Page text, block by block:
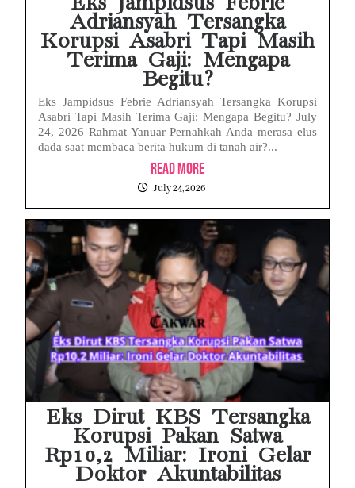
Adriansyah Tersangka
Korupsi Asabri Tapi Masih
Terima Gaji: Mengapa
Begitu?
Eks Jampidsus Febrie Adriansyah Tersangka Korupsi
Asabri Tapi Masih Terima Gaji: Mengapa Begitu? July
24, 2026 Rahmat Yanuar Pernahkah Anda merasa elus
dada saat membaca berita hukum di tanah air?...
Read More
July 24, 2026
Eks Dirut KBS Tersangka
Korupsi Pakan Satwa
Rp10,2 Miliar: Ironi Gelar
Doktor Akuntabilitas